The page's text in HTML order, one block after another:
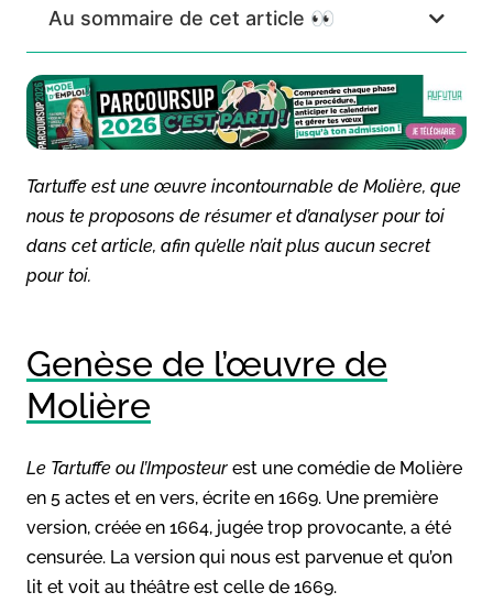
Au sommaire de cet article 👀
Tartuffe est une œuvre incontournable de Molière, que
nous te proposons de résumer et d’analyser pour toi
dans cet article, afin qu’elle n’ait plus aucun secret
pour toi.
Genèse de l’œuvre de
Molière
Le Tartuffe ou l’Imposteur est une comédie de Molière
en 5 actes et en vers, écrite en 1669. Une première
version, créée en 1664, jugée trop provocante, a été
censurée. La version qui nous est parvenue et qu’on
lit et voit au théâtre est celle de 1669.